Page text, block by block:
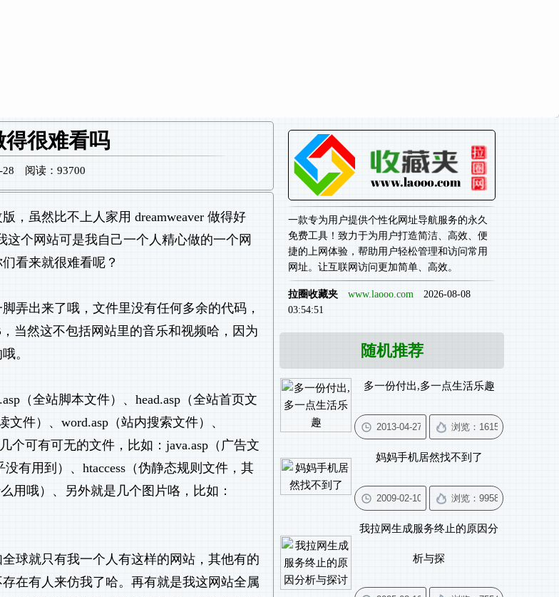
得很难看吗
28 阅读：93700
，虽然比不上人家用 dreamweaver 做得好
这个网站可是我自己一个人精心做的一个网
看来就很难看呢？
弄出来了哦，文件里没有任何多余的代码，
当然这不包括网站里的音乐和视频哈，因为
。
（全站脚本文件）、head.asp（全站首页文
件）、word.asp（站内搜索文件）、
个可有可无的文件，比如：java.asp（广告文
有用到）、htaccess（伪静态规则文件，其
用哦）、另外就是几个图片咯，比如：
球就只有我一个人有这样的网站，其他有的
在有人来仿我了哈。再有就是我这网站全属
一款专为用户提供个性化网址导航服务的永久
免费工具！致力于为用户打造简洁、高效、便
捷的上网体验，帮助用户轻松管理和访问常用
网址。让互联网访问更加简单、高效。
拉圈收藏夹 www.laooo.com 2026-08-08
03:54:51
随机推荐
多一份付出,多一点生活乐趣
妈妈手机居然找不到了
我拉网生成服务终止的原因分
析与探